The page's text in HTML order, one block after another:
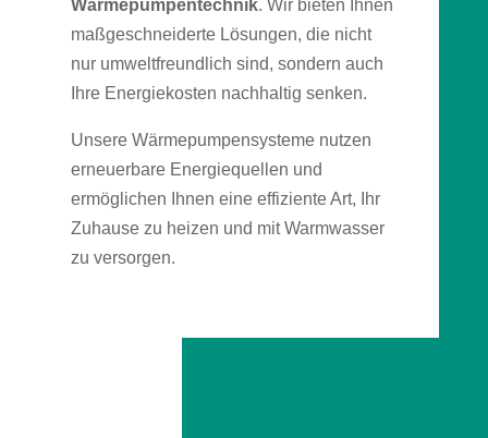
Wärmepumpentechnik. Wir bieten Ihnen
maßgeschneiderte Lösungen, die nicht
nur umweltfreundlich sind, sondern auch
Ihre Energiekosten nachhaltig senken.
Unsere Wärmepumpensysteme nutzen
erneuerbare Energiequellen und
ermöglichen Ihnen eine effiziente Art, Ihr
Zuhause zu heizen und mit Warmwasser
zu versorgen.